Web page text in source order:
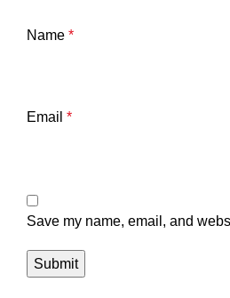
Name *
Email *
Save my name, email, and